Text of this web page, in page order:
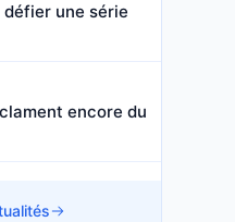
défier une série
encore du
et Or au duel